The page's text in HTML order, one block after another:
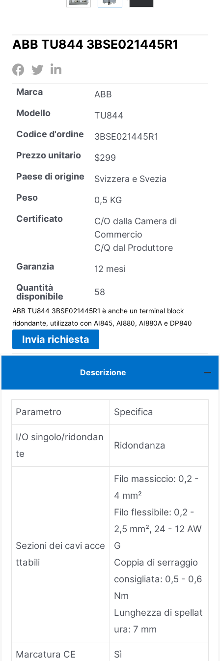
ABB TU844 3BSE021445R1
Marca
ABB
Modello
TU844
Codice d'ordine
3BSE021445R1
Prezzo unitario
$299
Paese di origine
Svizzera e Svezia
Peso
0,5 KG
Certificato
C/O dalla Camera di
Commercio
C/Q dal Produttore
Garanzia
12 mesi
Quantità
disponibile
58
ABB TU844 3BSE021445R1 è anche un terminal block
ridondante, utilizzato con AI845, AI880, AI880A e DP840
Invia richiesta
Descrizione
Parametro Specifica
I/O singolo/ridondan
te
Ridondanza
Sezioni dei cavi acce
ttabili
Filo massiccio: 0,2 -
4 mm²
Filo flessibile: 0,2 -
2,5 mm², 24 - 12 AW
G
Coppia di serraggio
consigliata: 0,5 - 0,6
Nm
Lunghezza di spellat
ura: 7 mm
Marcatura CE Sì